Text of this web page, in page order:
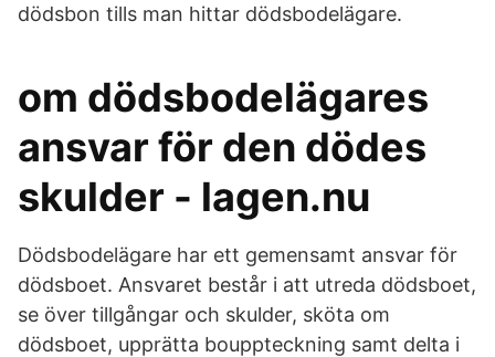
dödsbon tills man hittar dödsbodelägare.
om dödsbodelägares
ansvar för den dödes
skulder - lagen.nu
Dödsbodelägare har ett gemensamt ansvar för
dödsboet. Ansvaret består i att utreda dödsboet,
se över tillgångar och skulder, sköta om
dödsboet, upprätta bouppteckning samt delta i